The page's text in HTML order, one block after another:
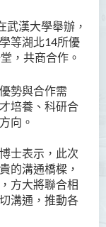
武漢大學舉辦，
等湖北14所優
，共商合作。
勢與合作需
培養、科研合
向。
士表示，此次
的溝通橋樑，
方大將聯合相
溝通，推動各